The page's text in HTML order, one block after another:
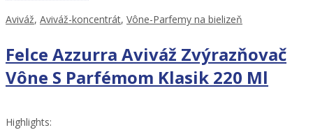
Aviváž, Aviváž-koncentrát, Vône-Parfemy na bielizeň
Felce Azzurra Aviváž Zvýrazňovač
Vône S Parfémom Klasik 220 Ml
Highlights: